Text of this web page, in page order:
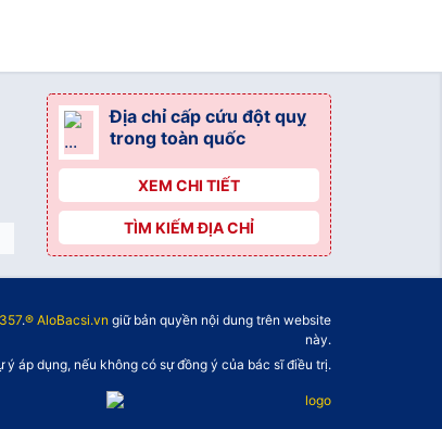
Địa chỉ cấp cứu đột quỵ
trong toàn quốc
XEM CHI TIẾT
TÌM KIẾM ĐỊA CHỈ
.® AloBacsi.vn giữ bản quyền nội dung trên website
này.
áp dụng, nếu không có sự đồng ý của bác sĩ điều trị.